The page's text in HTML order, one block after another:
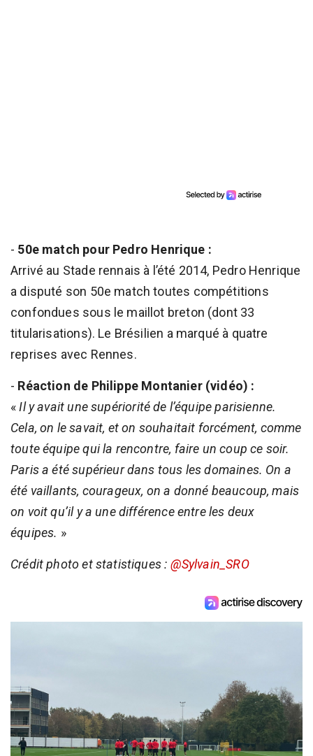
- 50e match pour Pedro Henrique :
Arrivé au Stade rennais à l’été 2014, Pedro Henrique
a disputé son 50e match toutes compétitions
confondues sous le maillot breton (dont 33
titularisations). Le Brésilien a marqué à quatre
reprises avec Rennes.
- Réaction de Philippe Montanier (vidéo) :
«Il y avait une supériorité de l’équipe parisienne.
Cela, on le savait, et on souhaitait forcément, comme
toute équipe qui la rencontre, faire un coup ce soir.
Paris a été supérieur dans tous les domaines. On a
été vaillants, courageux, on a donné beaucoup, mais
on voit qu’il y a une différence entre les deux
équipes. »
Crédit photo et statistiques : @Sylvain_SRO